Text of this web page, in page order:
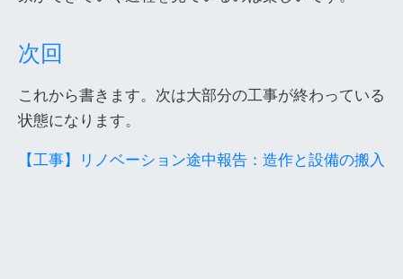
次回
これから書きます。次は大部分の工事が終わっている
状態になります。
【工事】リノベーション途中報告：造作と設備の搬入